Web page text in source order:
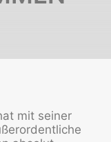
mit seiner